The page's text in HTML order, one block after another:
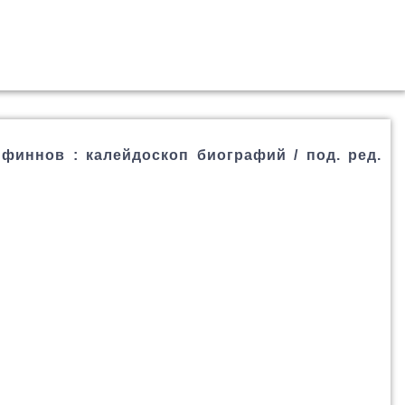
: калейдоскоп биографий / под. ред.